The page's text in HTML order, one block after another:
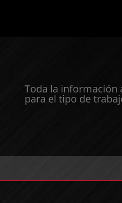
Toda la información
para el tipo de